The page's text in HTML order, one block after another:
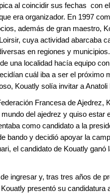
al coincidir sus fechas con
era organizador. En 1997
además de gran maestro,
cuya actividad abarcaba
en regiones y
una localidad hacía equipo
cuál iba a ser el próximo
Kouatly solía invitar a Anatoli
Francesa de Ajedrez,
del ajedrez y quiso estar
como candidato a la
bando y decidió apoyar la
el candidato de Kouatly
ingresar y, tras tres años de
presentó su candidatura